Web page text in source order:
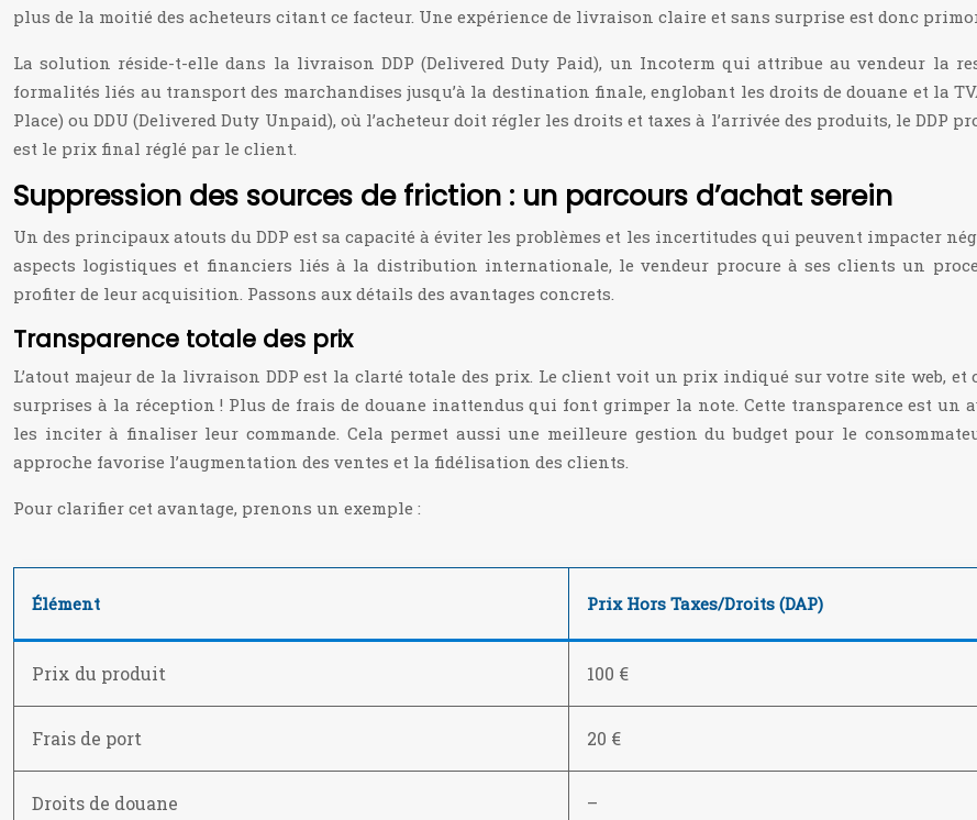
plus de la moitié des acheteurs citant ce facteur. Une expérience de livraison claire et sans surprise est donc
La solution réside-t-elle dans la livraison DDP (Delivered Duty Paid), un Incoterm qui attribue au vendeur la
formalités liés au transport des marchandises jusqu’à la destination finale, englobant les droits de douane et la
Place) ou DDU (Delivered Duty Unpaid), où l’acheteur doit régler les droits et taxes à l’arrivée des produits, le DDP
est le prix final réglé par le client.
Suppression des sources de friction : un parcours d’achat serein
Un des principaux atouts du DDP est sa capacité à éviter les problèmes et les incertitudes qui peuvent impacter
aspects logistiques et financiers liés à la distribution internationale, le vendeur procure à ses clients un
profiter de leur acquisition. Passons aux détails des avantages concrets.
Transparence totale des prix
L’atout majeur de la livraison DDP est la clarté totale des prix. Le client voit un prix indiqué sur votre site web, et
surprises à la réception ! Plus de frais de douane inattendus qui font grimper la note. Cette transparence est un
les inciter à finaliser leur commande. Cela permet aussi une meilleure gestion du budget pour le
approche favorise l’augmentation des ventes et la fidélisation des clients.
Pour clarifier cet avantage, prenons un exemple :
Élément Prix Hors Taxes/Droits (DAP)
Prix du produit 100 €
Frais de port 20 €
Droits de douane –